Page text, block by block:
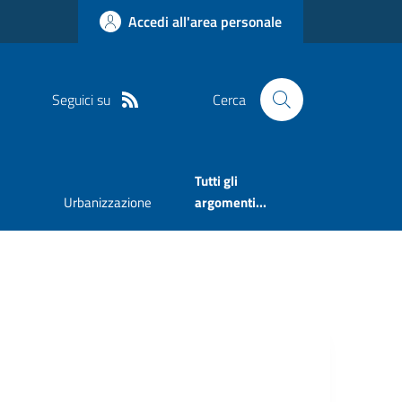
Accedi all'area personale
Seguici su Cerca
Urbanizzazione
Tutti gli
argomenti...